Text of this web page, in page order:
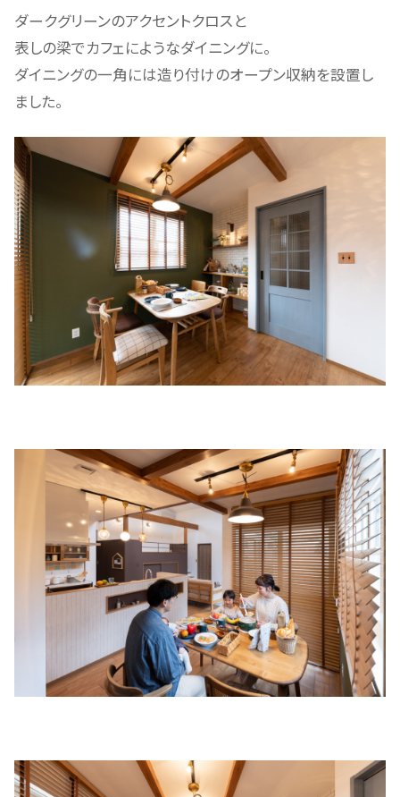
ダークグリーンのアクセントクロスと
表しの梁でカフェにようなダイニングに。
ダイニングの一角には造り付けのオープン収納を設置し
ました。